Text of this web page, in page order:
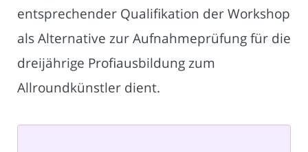
entsprechender Qualifikation der Workshop
als Alternative zur Aufnahmeprüfung für die
dreijährige Profiausbildung zum
Allroundkünstler dient.